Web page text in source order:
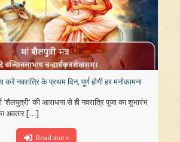
करे नवरात्रि के प्रथम दिन, पूर्ण होगी हर मनोकामना
‘शैलपुत्री‘ की आराधना से ही नवरात्रि पूजा का शुभारंभ
अवतार[…]
Read more